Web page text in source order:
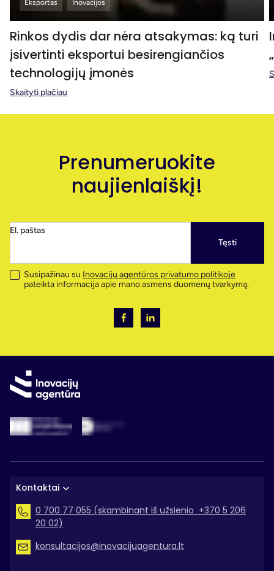
Eksportas Inovacijos
Rinkos dydis dar nėra atsakymas: ką turi
įsivertinti eksportui besirengiančios
technologijų įmonės
Skaityti plačiau
Prenumeruokite
naujienlaiškį!
El. paštas
Tęsti
Susipažinau su Inovacijų agentūros privatumo politikoje
pateikta informacija apie mano asmens duomenų tvarkymą.
Kontaktai
0 700 77 055 (skambinant iš užsienio +370 5 206
20 02)
konsultacijos@inovacijuagentura.lt